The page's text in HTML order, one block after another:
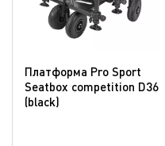
Платформа Pro Sport
Seatbox competition D36
(blaсk)